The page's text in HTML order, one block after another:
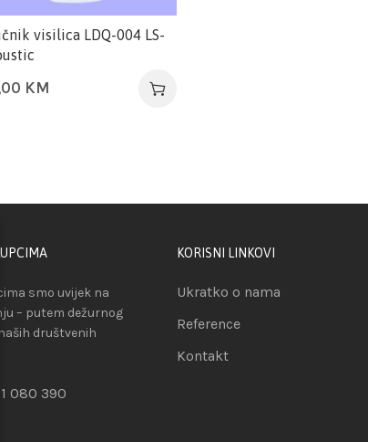
visilica LDQ-004 LS-
KM
smo uvijek na
– putem dežurnog
društvenih
080 390
KORISNI LINKOVI
Ukratko o nama
Reference
Kontakt